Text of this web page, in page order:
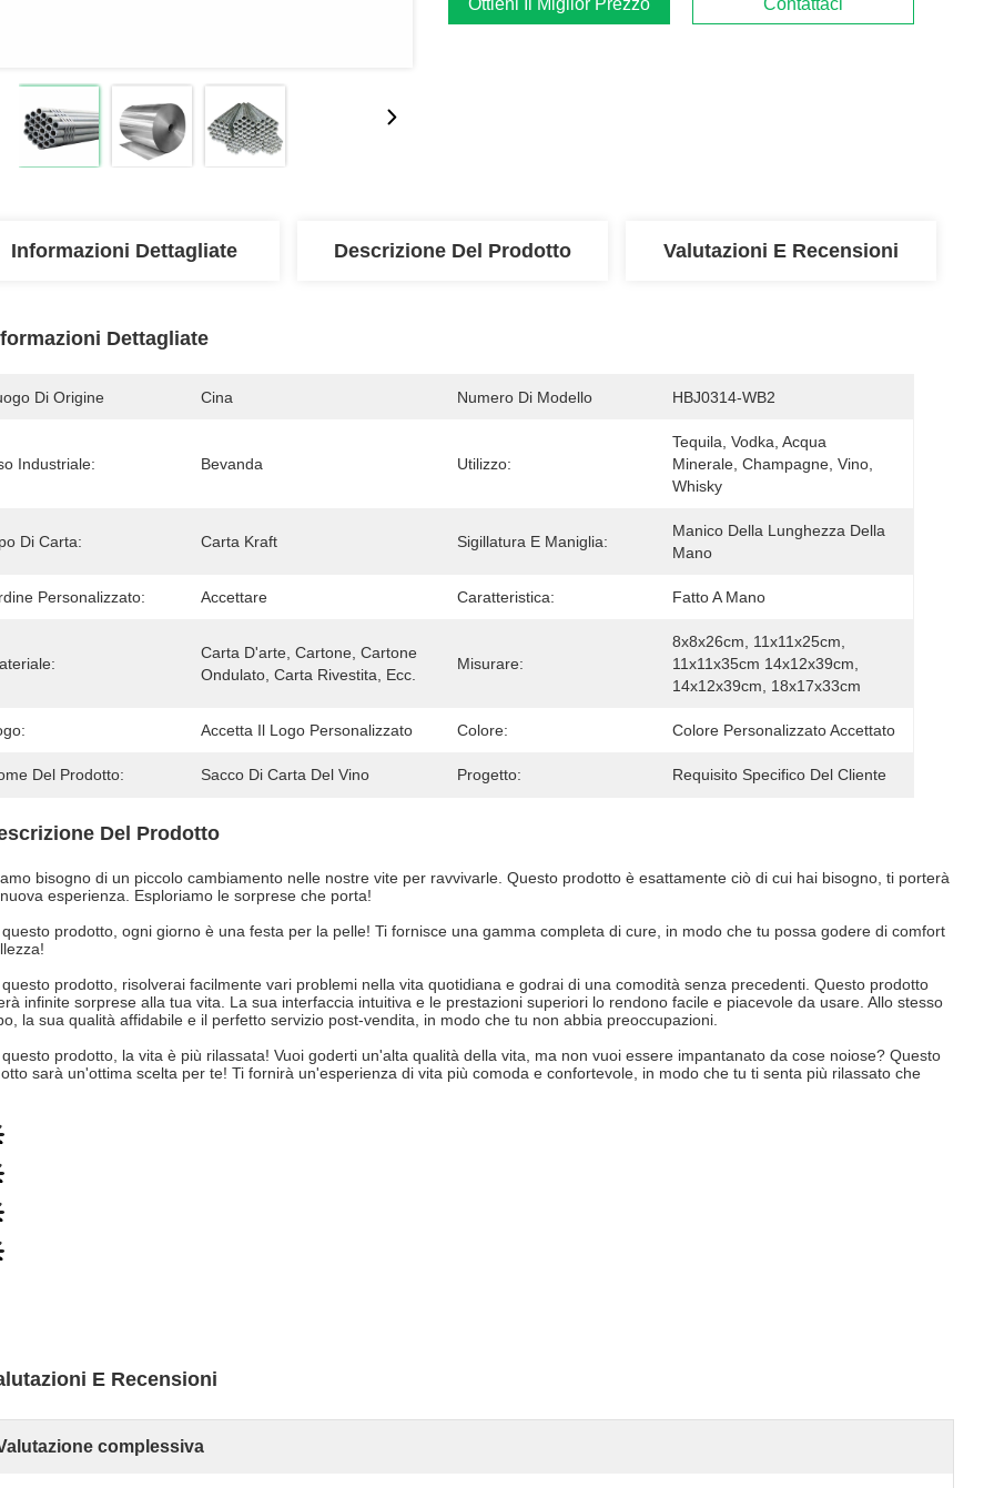
Ottieni Il Miglior Prezzo Contattaci
Informazioni Dettagliate Descrizione Del Prodotto Valutazioni E Recensioni
Dettagliate
Di Origine Cina Numero Di Modello HBJ0314-WB2
Industriale: Bevanda Utilizzo:
Tequila, Vodka, Acqua
Minerale, Champagne, Vino,
Whisky
Di Carta: Carta Kraft Sigillatura E Maniglia:
Manico Della Lunghezza Della
Mano
Personalizzato: Accettare Caratteristica: Fatto A Mano
Carta D'arte, Cartone, Cartone
Ondulato, Carta Rivestita, Ecc.
Misurare:
8x8x26cm, 11x11x25cm,
11x11x35cm 14x12x39cm,
14x12x39cm, 18x17x33cm
Accetta Il Logo Personalizzato Colore: Colore Personalizzato Accettato
Del Prodotto: Sacco Di Carta Del Vino Progetto: Requisito Specifico Del Cliente
Del Prodotto
bisogno di un piccolo cambiamento nelle nostre vite per ravvivarle. Questo prodotto è esattamente ciò di cui hai bisogno, ti porterà
esperienza. Esploriamo le sorprese che porta!
prodotto, ogni giorno è una festa per la pelle! Ti fornisce una gamma completa di cure, in modo che tu possa godere di comfort
prodotto, risolverai facilmente vari problemi nella vita quotidiana e godrai di una comodità senza precedenti. Questo prodotto
infinite sorprese alla tua vita. La sua interfaccia intuitiva e le prestazioni superiori lo rendono facile e piacevole da usare. Allo stesso
la sua qualità affidabile e il perfetto servizio post-vendita, in modo che tu non abbia preoccupazioni.
prodotto, la vita è più rilassata! Vuoi goderti un'alta qualità della vita, ma non vuoi essere impantanato da cose noiose? Questo
sarà un'ottima scelta per te! Ti fornirà un'esperienza di vita più comoda e confortevole, in modo che tu ti senta più rilassato che
E Recensioni
complessiva